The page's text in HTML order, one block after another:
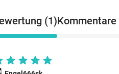
(1)Kommentare